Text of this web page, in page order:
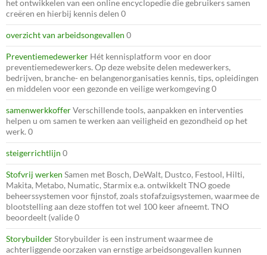
het ontwikkelen van een online encyclopedie die gebruikers samen
creëren en hierbij kennis delen 0
overzicht van arbeidsongevallen 0
Preventiemedewerker Hét kennisplatform voor en door
preventiemedewerkers. Op deze website delen medewerkers,
bedrijven, branche- en belangenorganisaties kennis, tips, opleidingen
en middelen voor een gezonde en veilige werkomgeving 0
samenwerkkofferVerschillende tools, aanpakken en interventies
helpen u om samen te werken aan veiligheid en gezondheid op het
werk. 0
steigerrichtlijn 0
Stofvrij werken Samen met Bosch, DeWalt, Dustco, Festool, Hilti,
Makita, Metabo, Numatic, Starmix e.a. ontwikkelt TNO goede
beheerssystemen voor fijnstof, zoals stofafzuigsystemen, waarmee de
blootstelling aan deze stoffen tot wel 100 keer afneemt. TNO
beoordeelt (valide 0
StorybuilderStorybuilder is een instrument waarmee de
achterliggende oorzaken van ernstige arbeidsongevallen kunnen